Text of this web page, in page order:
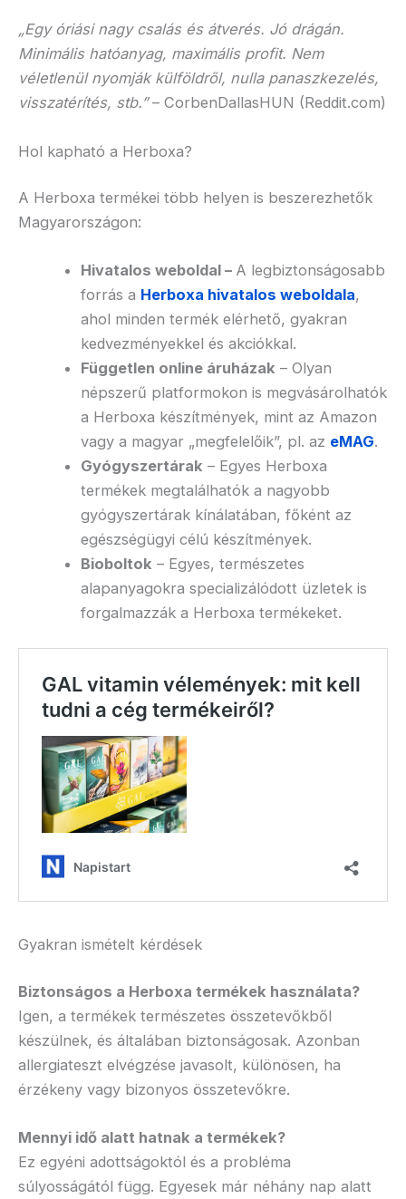
„Egy óriási nagy csalás és átverés. Jó drágán.
Minimális hatóanyag, maximális profit. Nem
véletlenül nyomják külföldről, nulla panaszkezelés,
visszatérítés, stb.”– CorbenDallasHUN (Reddit.com)
Hol kapható a Herboxa?
A Herboxa termékei több helyen is beszerezhetők
Magyarországon:
Hivatalos weboldal – A legbiztonságosabb
forrás a Herboxa hivatalos weboldala,
ahol minden termék elérhető, gyakran
kedvezményekkel és akciókkal.
Független online áruházak – Olyan
népszerű platformokon is megvásárolhatók
a Herboxa készítmények, mint az Amazon
vagy a magyar „megfelelőik”, pl. az eMAG.
Gyógyszertárak – Egyes Herboxa
termékek megtalálhatók a nagyobb
gyógyszertárak kínálatában, főként az
egészségügyi célú készítmények.
Bioboltok – Egyes, természetes
alapanyagokra specializálódott üzletek is
forgalmazzák a Herboxa termékeket.
Gyakran ismételt kérdések
Biztonságos a Herboxa termékek használata?
Igen, a termékek természetes összetevőkből
készülnek, és általában biztonságosak. Azonban
allergiateszt elvégzése javasolt, különösen, ha
érzékeny vagy bizonyos összetevőkre.
Mennyi idő alatt hatnak a termékek?
Ez egyéni adottságoktól és a probléma
súlyosságától függ. Egyesek már néhány nap alatt